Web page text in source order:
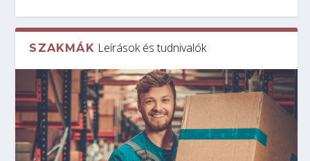
SZAKMÁK Leírások és tudnivalók